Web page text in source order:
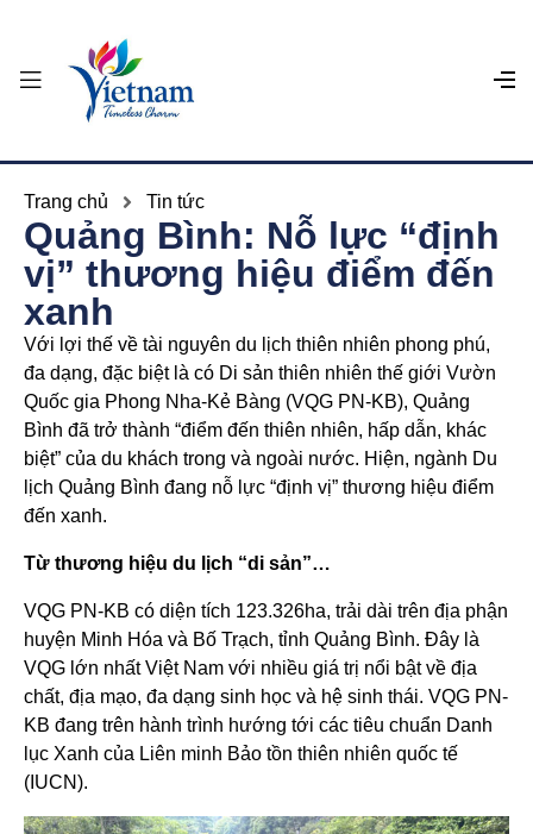
Trang chủ Tin tức
Quảng Bình: Nỗ lực “định
vị” thương hiệu điểm đến
xanh
Với lợi thế về tài nguyên du lịch thiên nhiên phong phú,
đa dạng, đặc biệt là có Di sản thiên nhiên thế giới Vườn
Quốc gia Phong Nha-Kẻ Bàng (VQG PN-KB), Quảng
Bình đã trở thành “điểm đến thiên nhiên, hấp dẫn, khác
biệt” của du khách trong và ngoài nước. Hiện, ngành Du
lịch Quảng Bình đang nỗ lực “định vị” thương hiệu điểm
đến xanh.
Từ thương hiệu du lịch “di sản”…
VQG PN-KB có diện tích 123.326ha, trải dài trên địa phận
huyện Minh Hóa và Bố Trạch, tỉnh Quảng Bình. Đây là
VQG lớn nhất Việt Nam với nhiều giá trị nổi bật về địa
chất, địa mạo, đa dạng sinh học và hệ sinh thái. VQG PN-
KB đang trên hành trình hướng tới các tiêu chuẩn Danh
lục Xanh của Liên minh Bảo tồn thiên nhiên quốc tế
(IUCN).